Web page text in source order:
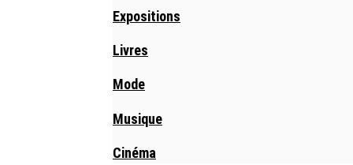
Expositions
Livres
Mode
Musique
Cinéma